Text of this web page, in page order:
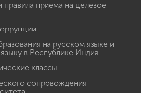
правила приема на целевое
на русском языке и
в Республике Индия
классы
сопровождения